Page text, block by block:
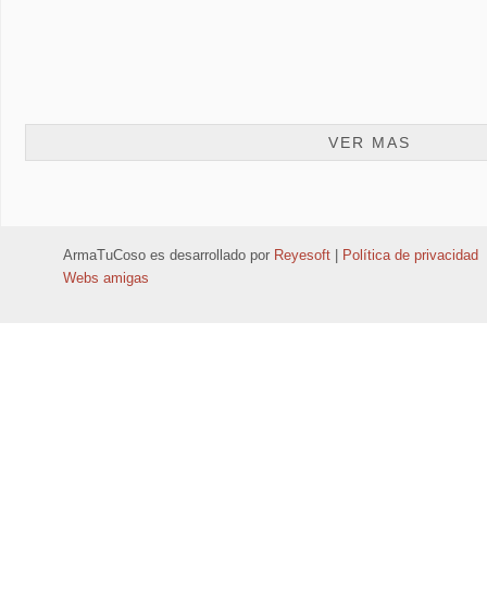
VER MAS
ArmaTuCoso es desarrollado por Reyesoft
Política de privacidad
Webs amigas